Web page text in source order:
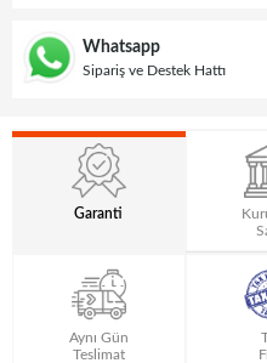
Whatsapp
Sipariş ve Destek Hattı
Garanti
Aynı Gün
Teslimat